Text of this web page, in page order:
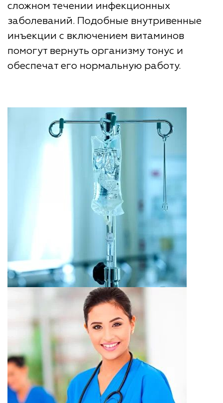
сложном течении инфекционных
заболеваний. Подобные внутривенные
инъекции с включением витаминов
помогут вернуть организму тонус и
обеспечат его нормальную работу.